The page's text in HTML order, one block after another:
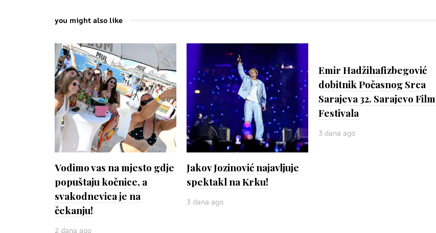
you might also like
Vodimo vas na mjesto gdje
popuštaju kočnice, a
svakodnevica je na
čekanju!
2 dana ago
Jakov Jozinović najavljuje
spektakl na Krku!
3 dana ago
Emir Hadžihafizbegović
dobitnik Počasnog Srca
Sarajeva 32. Sarajevo Film
Festivala
3 dana ago